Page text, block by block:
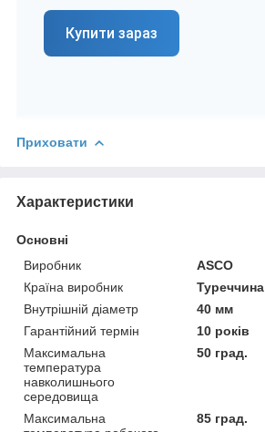
Купити зараз
Приховати
Характеристики
Основні
Виробник
ASCO
Країна виробник
Туреччина
Внутрішній діаметр
40 мм
Гарантійний термін
10 років
Максимальна
температура
навколишнього
середовища
50 град.
Максимальна
85 град.